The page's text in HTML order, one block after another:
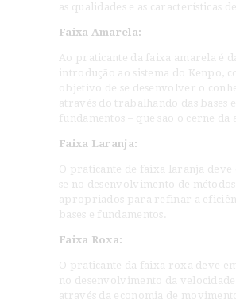
as qualidades e as características
Faixa Amarela:
Ao praticante da faixa amarela é
introdução ao sistema do Kenpo,
objetivo de se desenvolver o
através do trabalhando das bases e
fundamentos – que são o cerne da
Faixa Laranja:
O praticante de faixa laranja deve
se no desenvolvimento de métodos
apropriados para refinar a
bases e fundamentos.
Faixa Roxa:
O praticante da faixa roxa deve
no desenvolvimento da
através da economia de